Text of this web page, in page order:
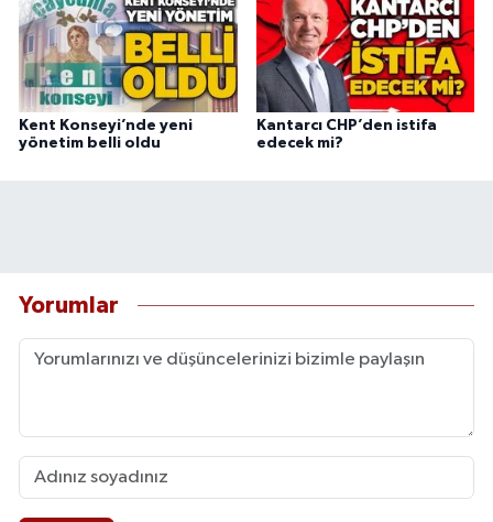
Kent Konseyi’nde yeni
yönetim belli oldu
Kantarcı CHP’den istifa
edecek mi?
Yorumlar